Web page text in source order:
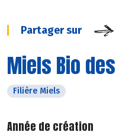
Partager sur
Miels Bio
Filière Miels
Année de création